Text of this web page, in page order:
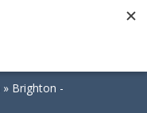
Brighton -